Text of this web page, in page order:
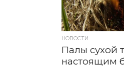
НОВОСТИ
Палы сухой
настоящим